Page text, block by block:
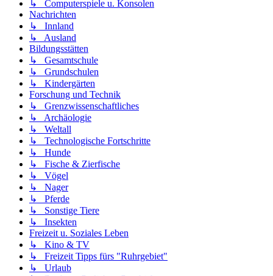
↳ Computerspiele u. Konsolen
Nachrichten
↳ Innland
↳ Ausland
Bildungsstätten
↳ Gesamtschule
↳ Grundschulen
↳ Kindergärten
Forschung und Technik
↳ Grenzwissenschaftliches
↳ Archäologie
↳ Weltall
↳ Technologische Fortschritte
↳ Hunde
↳ Fische & Zierfische
↳ Vögel
↳ Nager
↳ Pferde
↳ Sonstige Tiere
↳ Insekten
Freizeit u. Soziales Leben
↳ Kino & TV
↳ Freizeit Tipps fürs "Ruhrgebiet"
↳ Urlaub